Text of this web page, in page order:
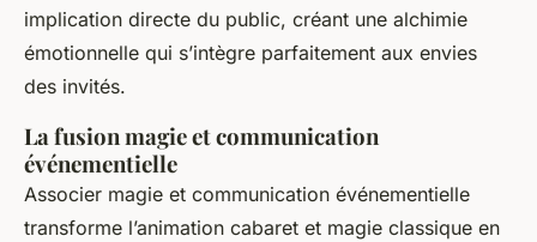
implication directe du public, créant une alchimie
émotionnelle qui s’intègre parfaitement aux envies
des invités.
La fusion magie et communication
événementielle
Associer magie et communication événementielle
transforme l’animation cabaret et magie classique en